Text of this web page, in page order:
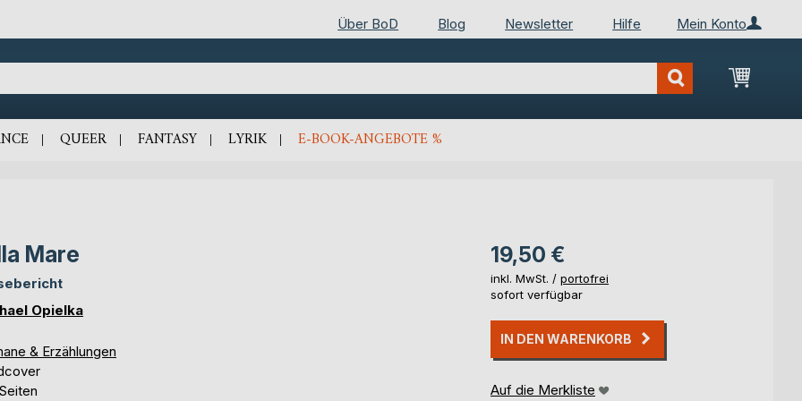
Mein Konto
Über BoD Blog Newsletter Hilfe
Mein
QUEER FANTASY LYRIK E-BOOK-ANGEBOTE %
Mare
Opielka
& Erzählungen
19,50 €
inkl. MwSt. / portofrei
sofort verfügbar
IN DEN WARENKORB
Auf die Merkliste